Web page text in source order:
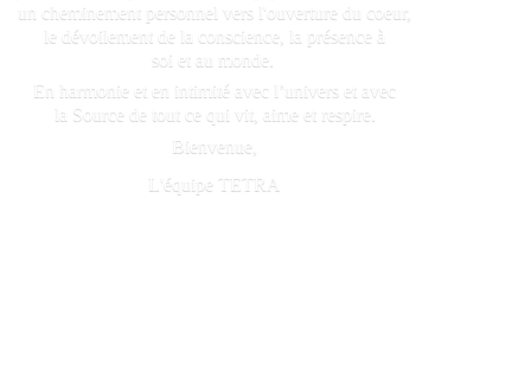
un cheminement personnel vers l'ouverture du coeur,
le dévoilement de la conscience, la présence à
soi et au monde.
En harmonie et en intimité avec l’univers et avec
la Source de tout ce qui vit, aime et respire.
Bienvenue,
L'é quipe TETRA